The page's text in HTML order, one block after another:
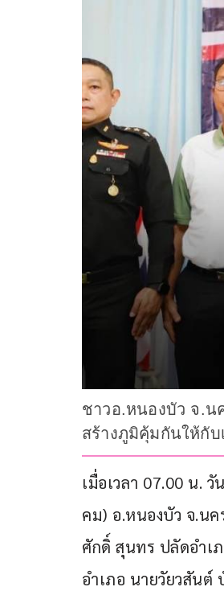
ชาวอ.หนองบัว จ.น
สร้างภูมิคุ้มกันให้กับ
เมื่อเวลา 07.00 น.
คม) อ.หนองบัว จ.น
ศักดิ์ สุนทร ปลัดอำเ
อำเภอ นายวัยวสันต์